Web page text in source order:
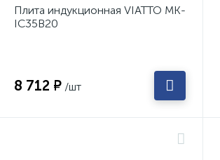
Плита индукционная VIATTO MK-
IC35B20
8 712 ₽ /шт